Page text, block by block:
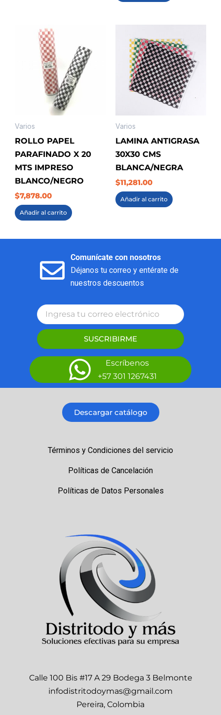
Varios
ROLLO PAPEL
PARAFINADO X 20
MTS IMPRESO
BLANCO/NEGRO
$7,878.00
Añadir al carrito
Varios
LAMINA ANTIGRASA
30X30 CMS
BLANCA/NEGRA
$11,281.00
Añadir al carrito
Comunícate con nosotros
Déjanos tu correo y entérate de
nuestros descuentos
SUSCRIBIRME
Escríbenos
+57 301 1267431
Descargar catálogo
Términos y Condiciones del servicio
Políticas de Cancelación
Políticas de Datos Personales
Calle 100 Bis #17 A 29 Bodega 3 Belmonte
infodistritodoymas@gmail.com
Pereira, Colombia